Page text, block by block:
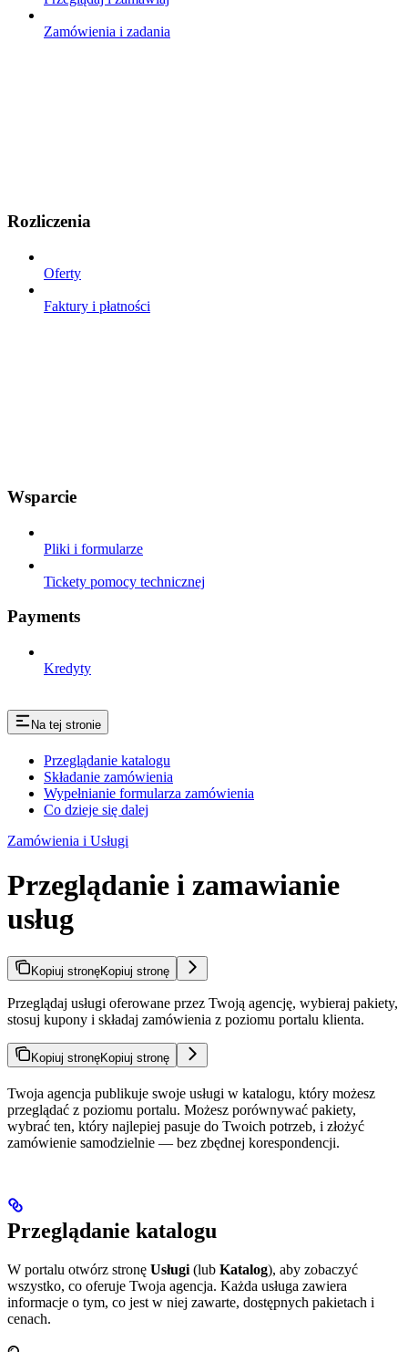
Zamówienia i zadania
Rozliczenia
Oferty
Faktury i płatności
Wsparcie
Pliki i formularze
Tickety pomocy technicznej
Payments
Kredyty
Na tej stronie
Przeglądanie katalogu
Składanie zamówienia
Wypełnianie formularza zamówienia
Co dzieje się dalej
Zamówienia i Usługi
Przeglądanie i zamawianie
usług
Kopiuj stronęKopiuj stronę
Przeglądaj usługi oferowane przez Twoją agencję, wybieraj pakiety,
stosuj kupony i składaj zamówienia z poziomu portalu klienta.
Kopiuj stronęKopiuj stronę
Twoja agencja publikuje swoje usługi w katalogu, który możesz
przeglądać z poziomu portalu. Możesz porównywać pakiety,
wybrać ten, który najlepiej pasuje do Twoich potrzeb, i złożyć
zamówienie samodzielnie — bez zbędnej korespondencji.
Przeglądanie katalogu
W portalu otwórz stronę Usługi (lub Katalog), aby zobaczyć
wszystko, co oferuje Twoja agencja. Każda usługa zawiera
informacje o tym, co jest w niej zawarte, dostępnych pakietach i
cenach.